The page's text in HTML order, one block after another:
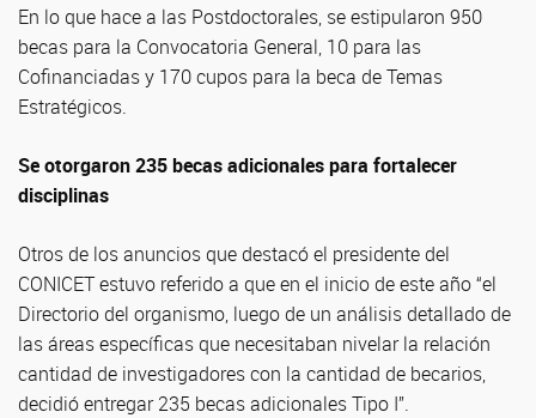
En lo que hace a las Postdoctorales, se estipularon 950
becas para la Convocatoria General, 10 para las
Cofinanciadas y 170 cupos para la beca de Temas
Estratégicos.
Se otorgaron 235 becas adicionales para fortalecer
disciplinas
Otros de los anuncios que destacó el presidente del
CONICET estuvo referido a que en el inicio de este año “el
Directorio del organismo, luego de un análisis detallado de
las áreas específicas que necesitaban nivelar la relación
cantidad de investigadores con la cantidad de becarios,
decidió entregar 235 becas adicionales Tipo I”.